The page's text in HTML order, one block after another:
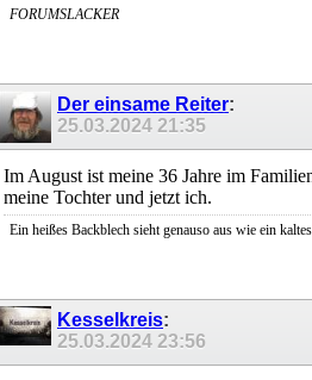
FORUMSLACKER
Der einsame Reiter:
25.03.2024 21:35
Im August ist meine 36 Jahre im
meine Tochter und jetzt ich.
Ein heißes Backblech sieht genauso aus wie ein
Kesselkreis:
25.03.2024 23:56